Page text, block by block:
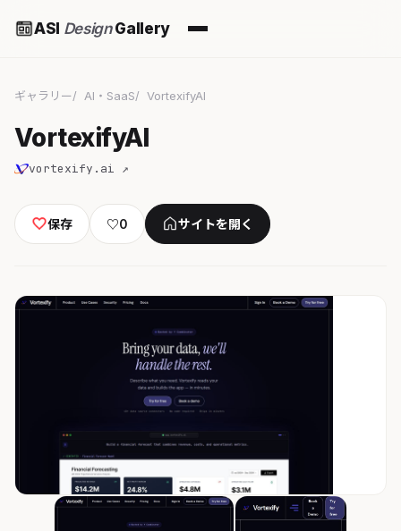
ASI DesignGallery
ギャラリー AI・SaaS VortexifyAI
VortexifyAI
vortexify.ai ↗
保存 ♡0 サイトを開く